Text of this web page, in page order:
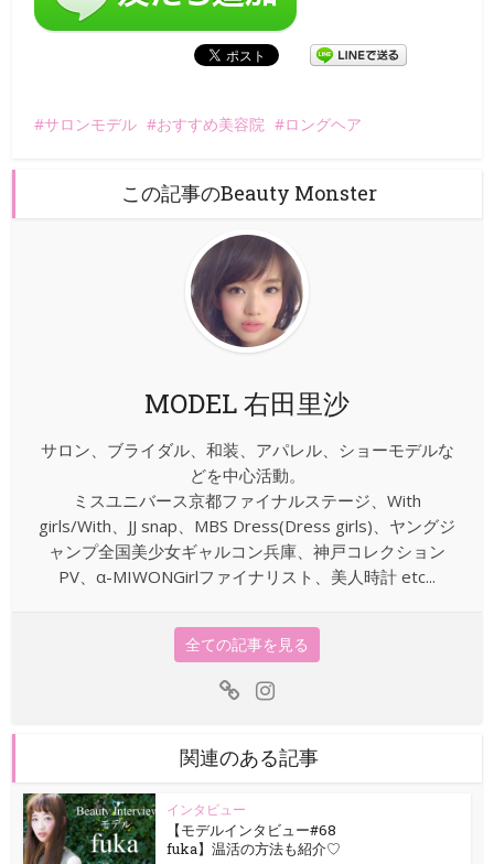
サロンモデル おすすめ美容院 ロングヘア
この記事のBeauty Monster
MODEL 右田里沙
サロン、ブライダル、和装、アパレル、ショーモデルな
どを中心活動。
ミスユニバース京都ファイナルステージ、With
girls/With、JJ snap、MBS Dress(Dress girls)、ヤングジ
ャンプ全国美少女ギャルコン兵庫、神戸コレクション
PV、α-MIWONGirlファイナリスト、美人時計 etc...
全ての記事を見る
関連のある記事
インタビュー
【モデルインタビュー#68
fuka】温活の方法も紹介♡